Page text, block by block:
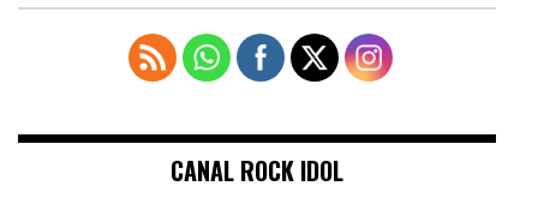
CANAL ROCK IDOL